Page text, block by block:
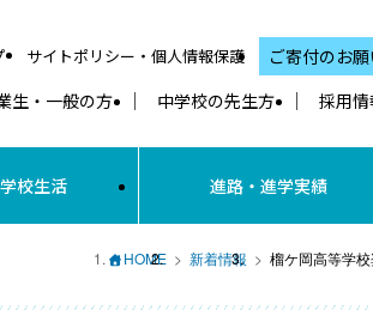
サイトポリシー・個人情報保護
ご寄付のお願
生・一般の方 中学校の先生方 採用情
校生活 進路・進学実績
HOME 新着情報 榴ケ岡高等学